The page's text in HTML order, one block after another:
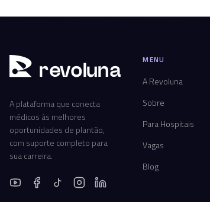
revoluna
A plataforma que conecta
médicos às melhores
oportunidades de plantão,
com suporte completo para
sua carreira.
MENU
A Revoluna
Sobre
Para Hospitais
Vagas
Blog